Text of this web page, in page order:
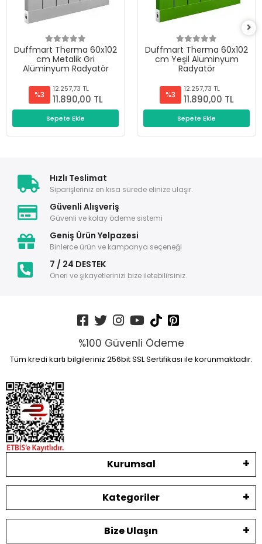
Duffmart Therma 60x102
cm Metalik Gri
Alüminyum Radyatör
%3
12.257,73 TL
11.890,00 TL
Sepete Ekle
Duffmart Therma 60x102
cm Yeşil Alüminyum
Radyatör
%3
12.257,73 TL
11.890,00 TL
Sepete Ekle
Hızlı Teslimat
Siparişleriniz en kısa sürede elinize ulaşır.
Güvenli Alışveriş
Güvenli ve kolay ödeme sistemi
Geniş Ürün Yelpazesi
Binlerce ürün ve kampanya seçeneği
7 / 24 DESTEK
Öneri ve şikayetlerinizi bize iletebilirsiniz.
%100 Güvenli Ödeme
Tüm kredi kartı bilgileriniz 256bit SSL Sertifikası ile korunmaktadır.
Kurumsal
Kategoriler
Bize Ulaşın